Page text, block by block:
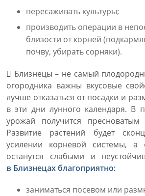
пересаживать культуры;
производить операции в
близости от корней
почву, убирать сорняки).
Близнецы – не самый
огородника важны вкусовые
лучше отказаться от посадки и
в эти дни лунного календаря. В
урожай получится
Развитие растений будет
усилении корневой системы, а
останутся слабыми и
в Близнецах благоприятно:
заниматься посевом или